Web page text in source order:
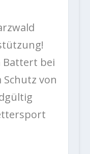
Battert bei
Schutz von